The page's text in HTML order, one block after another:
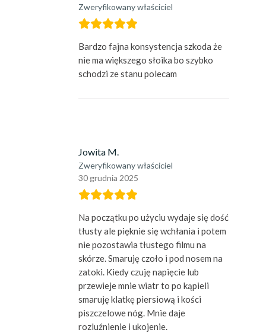
Zweryfikowany właściciel
Bardzo fajna konsystencja szkoda że
nie ma większego słoika bo szybko
schodzi ze stanu polecam
Jowita M.
Zweryfikowany właściciel
30 grudnia 2025
Na początku po użyciu wydaje się dość
tłusty ale pięknie się wchłania i potem
nie pozostawia tłustego filmu na
skórze. Smaruję czoło i pod nosem na
zatoki. Kiedy czuję napięcie lub
przewieje mnie wiatr to po kąpieli
smaruję klatkę piersiową i kości
piszczelowe nóg. Mnie daje
rozluźnienie i ukojenie.